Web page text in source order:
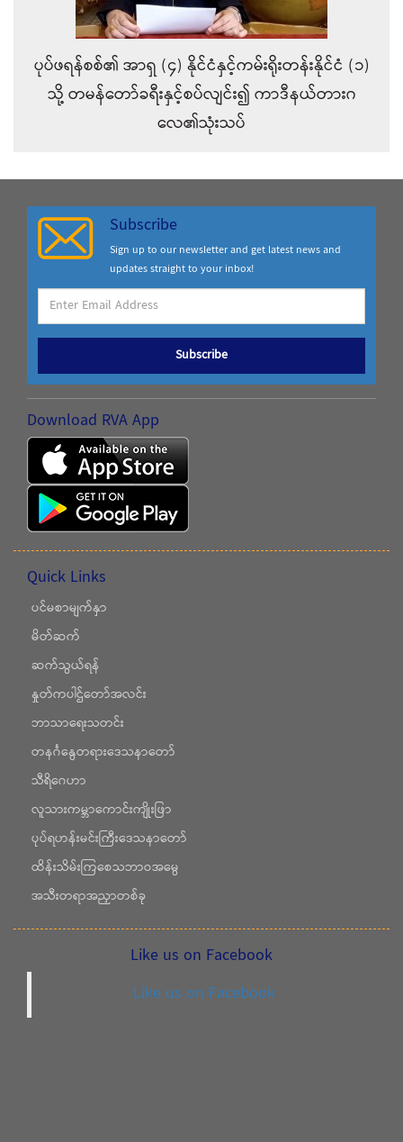
ပုပ်ဖရန်စစ်၏ အာရှ (၄) နိုင်ငံနှင့်ကမ်းရိုးတန်းနိုင်ငံ (၁)
သို့ တမန်တော်ခရီးနှင့်စပ်လျင်း၍ ကာဒီနယ်တားဂ
လေ၏သုံးသပ်
Subscribe
Sign up to our newsletter and get latest news and
updates straight to your inbox!
Subscribe
Download RVA App
Quick Links
ပင်မစာမျက်နှာ
မိတ်ဆက်
ဆက်သွယ်ရန်
နှုတ်ကပါဌ်တော်အလင်း
ဘာသာရေးသတင်း
တနင်္ဂနွေတရားဒေသနာတော်
သီရိဂေဟာ
လူသားကမ္ဘာကောင်းကျိုးဖြာ
ပုပ်ရဟန်းမင်းကြီးဒေသနာတော်
ထိန်းသိမ်းကြစေသဘာဝအမွေ
အသီးတရာအညှာတစ်ခု
Like us on Facebook
Like us on Facebook